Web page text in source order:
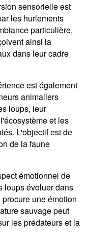
sensorielle est
les hurlements
particulière,
ainsi la
dans leur cadre
est également
animaliers
loups, leur
et les
L'objectif est de
de la faune
émotionnel de
loups évoluer dans
une émotion
sauvage peut
les prédateurs et la